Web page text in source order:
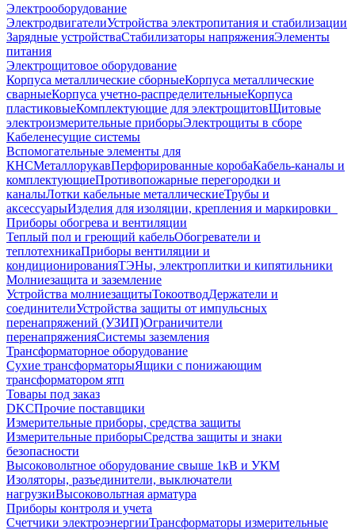
Электрооборудование
ЭлектродвигателиУстройства электропитания и стабилизации
Зарядные устройстваСтабилизаторы напряженияЭлементы
питания
Электрощитовое оборудование
Корпуса металлические сборныеКорпуса металлические
сварныеКорпуса учетно-распределительныеКорпуса
пластиковыеКомплектующие для электрощитовЩитовые
электроизмерительные приборыЭлектрощиты в сборе
Кабеленесущие системы
Вспомогательные элементы для
КНСМеталлорукавПерфорированные коробаКабель-каналы и
комплектующиеПротивопожарные перегородки и
каналыЛотки кабельные металлическиеТрубы и
аксессуарыИзделия для изоляции, крепления и маркировки
Приборы обогрева и вентиляции
Теплый пол и греющий кабельОбогреватели и
теплотехникаПриборы вентиляции и
кондиционированияТЭНы, электроплитки и кипятильники
Молниезащита и заземление
Устройства молниезащитыТокоотводДержатели и
соединителиУстройства защиты от импульсных
перенапряжений (УЗИП)Ограничители
перенапряженияСистемы заземления
Трансформаторное оборудование
Сухие трансформаторыЯщики с понижающим
трансформатором ятп
Товары под заказ
DKCПрочие поставщики
Измерительные приборы, средства защиты
Измерительные приборыСредства защиты и знаки
безопасности
Высоковольтное оборудование свыше 1кВ и УКМ
Изоляторы, разъединители, выключатели
нагрузкиВысоковольтная арматура
Приборы контроля и учета
Счетчики электроэнергииТрансформаторы измерительные